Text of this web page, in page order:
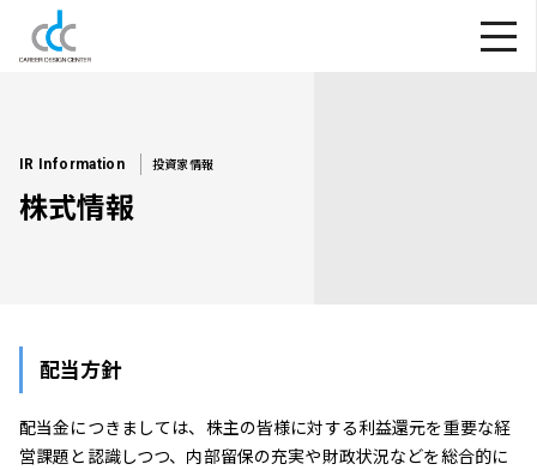
IR Information 投資家情報
株式情報
配当方針
配当金につきましては、株主の皆様に対する利益還元を重要な経
営課題と認識しつつ、内部留保の充実や財政状況などを総合的に